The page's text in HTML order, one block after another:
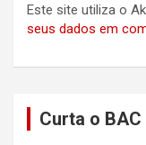
Este site utiliza o
seus dados em
Curta o